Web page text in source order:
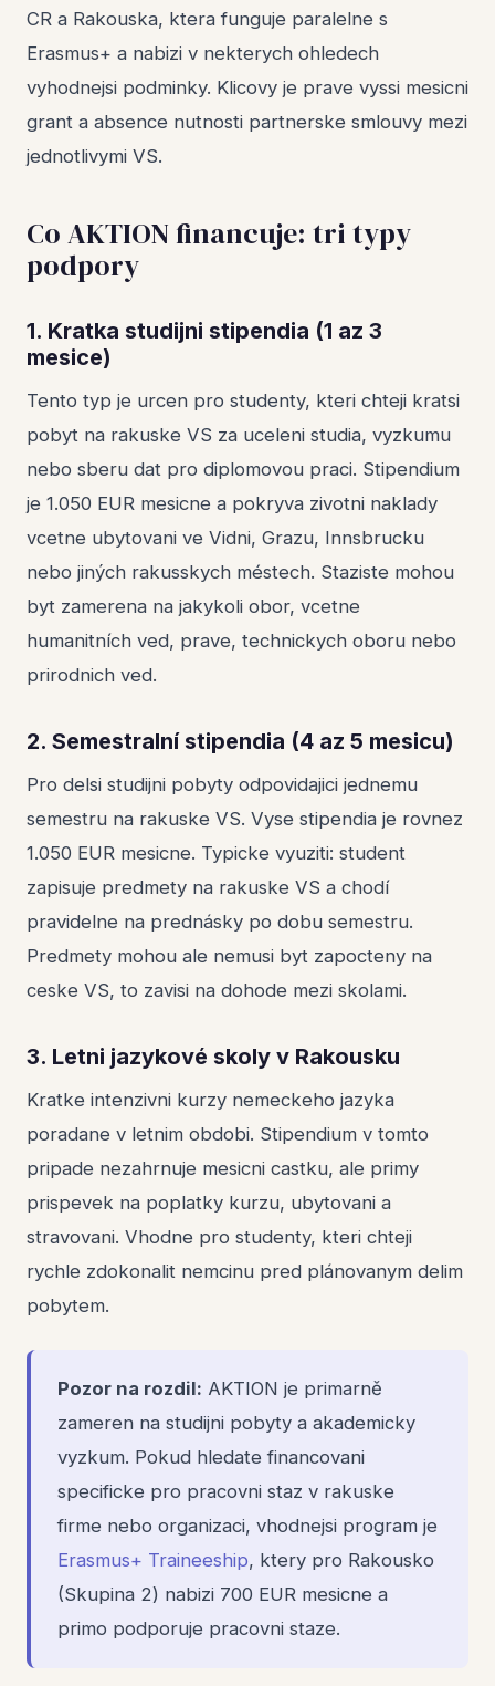
CR a Rakouska, ktera funguje paralelne s
Erasmus+ a nabizi v nekterych ohledech
vyhodnejsi podminky. Klicovy je prave vyssi mesicni
grant a absence nutnosti partnerske smlouvy mezi
jednotlivymi VS.
Co AKTION financuje: tri typy
podpory
1. Kratka studijni stipendia (1 az 3
mesice)
Tento typ je urcen pro studenty, kteri chteji kratsi
pobyt na rakuske VS za uceleni studia, vyzkumu
nebo sberu dat pro diplomovou praci. Stipendium
je 1.050 EUR mesicne a pokryva zivotni naklady
vcetne ubytovani ve Vidni, Grazu, Innsbrucku
nebo jiných rakusskych méstech. Staziste mohou
byt zamerena na jakykoli obor, vcetne
humanitních ved, prave, technickych oboru nebo
prirodnich ved.
2. Semestralní stipendia (4 az 5 mesicu)
Pro delsi studijni pobyty odpovidajici jednemu
semestru na rakuske VS. Vyse stipendia je rovnez
1.050 EUR mesicne. Typicke vyuziti: student
zapisuje predmety na rakuske VS a chodí
pravidelne na prednásky po dobu semestru.
Predmety mohou ale nemusi byt zapocteny na
ceske VS, to zavisi na dohode mezi skolami.
3. Letni jazykové skoly v Rakousku
Kratke intenzivni kurzy nemeckeho jazyka
poradane v letnim obdobi. Stipendium v tomto
pripade nezahrnuje mesicni castku, ale primy
prispevek na poplatky kurzu, ubytovani a
stravovani. Vhodne pro studenty, kteri chteji
rychle zdokonalit nemcinu pred plánovanym delim
pobytem.
Pozor na rozdil: AKTION je primarně
zameren na studijni pobyty a akademicky
vyzkum. Pokud hledate financovani
specificke pro pracovni staz v rakuske
firme nebo organizaci, vhodnejsi program je
Erasmus+ Traineeship, ktery pro Rakousko
(Skupina 2) nabizi 700 EUR mesicne a
primo podporuje pracovni staze.